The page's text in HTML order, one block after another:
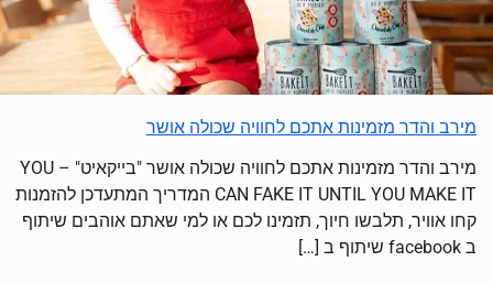
מירב והדר מזמינות אתכם לחוויה שכולה אושר
מירב והדר מזמינות אתכם לחוויה שכולה אושר "בייקאיט" – YOU
CAN FAKE IT UNTIL YOU MAKE IT המדריך המתעדכן להזמנות
קחו אוויר, תלבשו חיוך, תזמינו לכם או למי שאתם אוהבים שיתוף
ב facebook שיתוף ב
[…]